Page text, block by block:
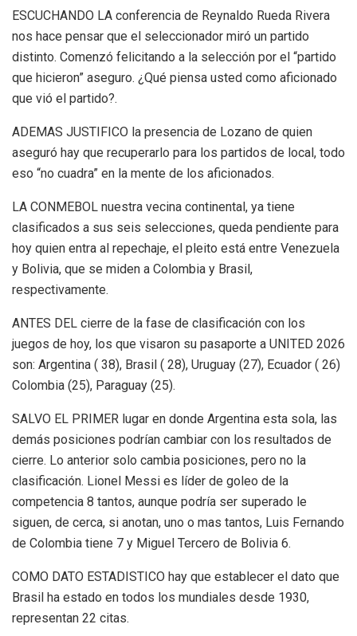
ESCUCHANDO LA conferencia de Reynaldo Rueda Rivera
nos hace pensar que el seleccionador miró un partido
distinto. Comenzó felicitando a la selección por el “partido
que hicieron” aseguro. ¿Qué piensa usted como aficionado
que vió el partido?.
ADEMAS JUSTIFICO la presencia de Lozano de quien
aseguró hay que recuperarlo para los partidos de local, todo
eso “no cuadra” en la mente de los aficionados.
LA CONMEBOL nuestra vecina continental, ya tiene
clasificados a sus seis selecciones, queda pendiente para
hoy quien entra al repechaje, el pleito está entre Venezuela
y Bolivia, que se miden a Colombia y Brasil,
respectivamente.
ANTES DEL cierre de la fase de clasificación con los
juegos de hoy, los que visaron su pasaporte a UNITED 2026
son: Argentina ( 38), Brasil ( 28), Uruguay (27), Ecuador ( 26)
Colombia (25), Paraguay (25).
SALVO EL PRIMER lugar en donde Argentina esta sola, las
demás posiciones podrían cambiar con los resultados de
cierre. Lo anterior solo cambia posiciones, pero no la
clasificación. Lionel Messi es líder de goleo de la
competencia 8 tantos, aunque podría ser superado le
siguen, de cerca, si anotan, uno o mas tantos, Luis Fernando
de Colombia tiene 7 y Miguel Tercero de Bolivia 6.
COMO DATO ESTADISTICO hay que establecer el dato que
Brasil ha estado en todos los mundiales desde 1930,
representan 22 citas.